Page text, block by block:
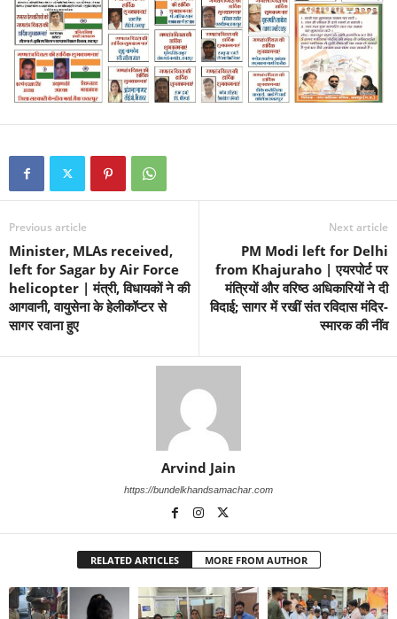
Previous article
Minister, MLAs received,
left for Sagar by Air Force
helicopter | मंत्री, विधायकों ने की
आगवानी, वायुसेना के हेलीकॉप्टर से
सागर रवाना हुए
Next article
PM Modi left for Delhi
from Khajuraho | एयरपोर्ट पर
मंत्रियों और वरिष्ठ अधिकारियों ने दी
विदाई; सागर में रखीं संत रविदास मंदिर-
स्मारक की नींव
Arvind Jain
https://bundelkhandsamachar.com
RELATED ARTICLES MORE FROM AUTHOR